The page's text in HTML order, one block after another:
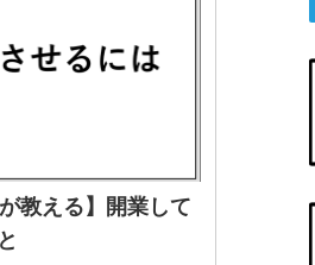
教える】開業して